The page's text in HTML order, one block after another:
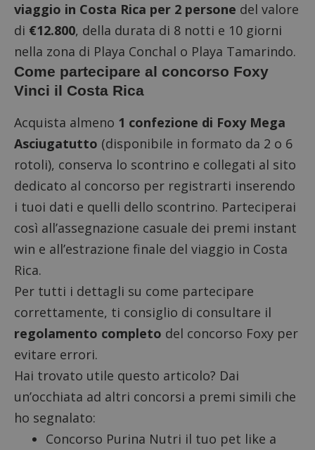
viaggio in Costa Rica per 2 persone del valore
di €12.800, della durata di 8 notti e 10 giorni
nella zona di Playa Conchal o Playa Tamarindo.
Come partecipare al concorso Foxy
Vinci il Costa Rica
Acquista almeno 1 confezione di Foxy Mega
Asciugatutto (disponibile in formato da 2 o 6
rotoli), conserva lo scontrino e collegati al sito
dedicato al concorso per registrarti inserendo
i tuoi dati e quelli dello scontrino. Parteciperai
così all’assegnazione casuale dei premi instant
win e all’estrazione finale del viaggio in Costa
Rica.
Per tutti i dettagli su come partecipare
correttamente, ti consiglio di consultare il
regolamento completo del concorso Foxy per
evitare errori.
Hai trovato utile questo articolo? Dai
un’occhiata ad altri concorsi a premi simili che
ho segnalato:
Concorso Purina Nutri il tuo pet like a